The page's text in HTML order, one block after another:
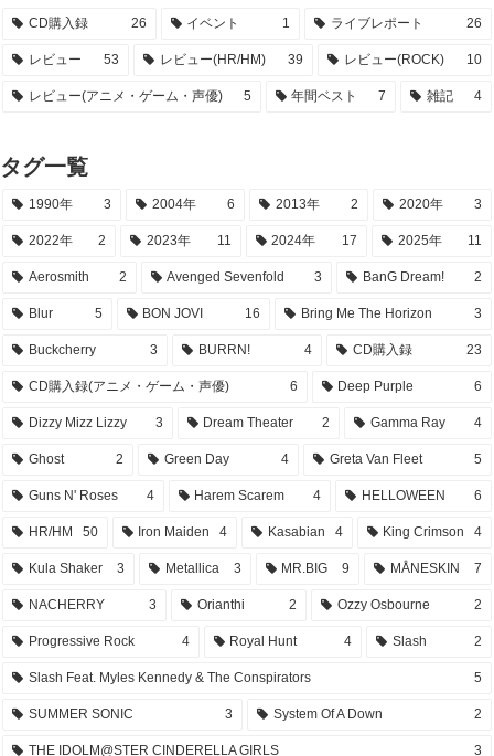
CD購入録 26 イベント 1 ライブレポート 26
レビュー 53 レビュー(HR/HM) 39 レビュー(ROCK) 10
レビュー(アニメ・ゲーム・声優) 5 年間ベスト 7 雑記 4
タグ一覧
1990年 3 2004年 6 2013年 2 2020年 3
2022年 2 2023年 11 2024年 17 2025年 11
Aerosmith 2 Avenged Sevenfold 3 BanG Dream! 2
Blur 5 BON JOVI 16 Bring Me The Horizon 3
Buckcherry 3 BURRN! 4 CD購入録 23
CD購入録(アニメ・ゲーム・声優) 6 Deep Purple 6
Dizzy Mizz Lizzy 3 Dream Theater 2 Gamma Ray 4
Ghost 2 Green Day 4 Greta Van Fleet 5
Guns N' Roses 4 Harem Scarem 4 HELLOWEEN 6
HR/HM 50 Iron Maiden 4 Kasabian 4 King Crimson 4
Kula Shaker 3 Metallica 3 MR.BIG 9 MÅNESKIN 7
NACHERRY 3 Orianthi 2 Ozzy Osbourne 2
Progressive Rock 4 Royal Hunt 4 Slash 2
Slash Feat. Myles Kennedy & The Conspirators 5
SUMMER SONIC 3 System Of A Down 2
THE IDOLM@STER CINDERELLA GIRLS 3